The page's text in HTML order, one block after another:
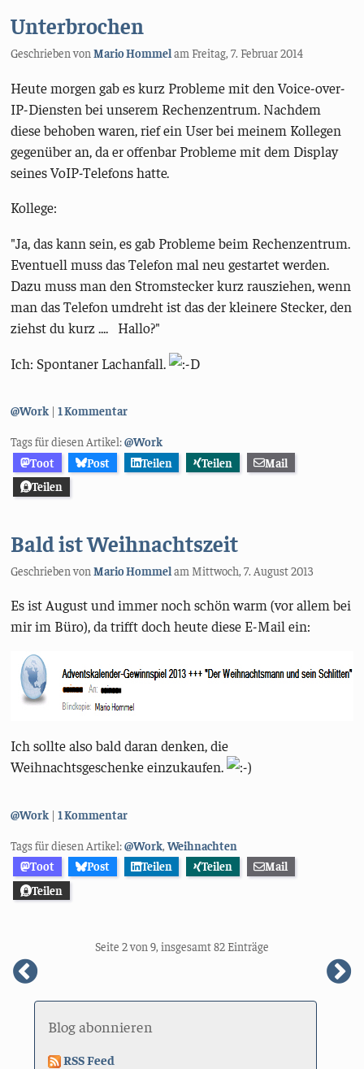
Unterbrochen
Geschrieben vonMario HommelamFreitag, 7. Februar 2014
Heute morgen gab es kurz Probleme mit den Voice-over-
IP-Diensten bei unserem Rechenzentrum. Nachdem
diese behoben waren, rief ein User bei meinem Kollegen
gegenüber an, da er offenbar Probleme mit dem Display
seines VoIP-Telefons hatte.
Kollege:
"Ja, das kann sein, es gab Probleme beim Rechenzentrum.
Eventuell muss das Telefon mal neu gestartet werden.
Dazu muss man den Stromstecker kurz rausziehen, wenn
man das Telefon umdreht ist das der kleinere Stecker, den
ziehst du kurz .... Hallo?"
Ich: Spontaner Lachanfall.
Kategorien:
@Work 1 Kommentar
Tags für diesen Artikel:@Work
Toot
Post Teilen Teilen
Mail
Teilen
Bald ist Weihnachtszeit
Geschrieben vonMario Hommelam Mittwoch, 7. August 2013
Es ist August und immer noch schön warm (vor allem bei
mir im Büro), da trifft doch heute diese E-Mail ein:
Ich sollte also bald daran denken, die
Weihnachtsgeschenke einzukaufen.
Kategorien:
@Work 1 Kommentar
Tags für diesen Artikel:@Work,Weihnachten
Toot
Post Teilen Teilen
Mail
Teilen
Seite 2 von 9, insgesamt 82 Einträge
Blog abonnieren
RSS Feed